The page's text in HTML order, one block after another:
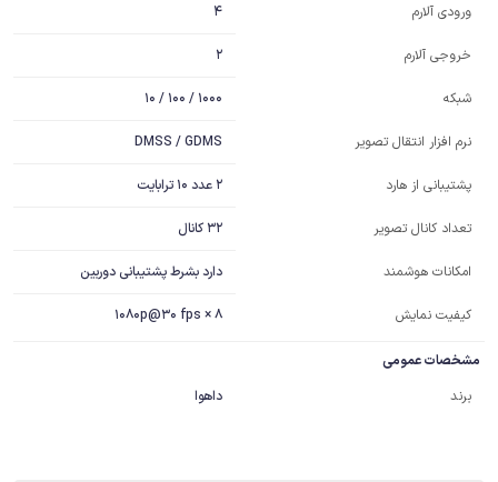
ورودی آلارم 4
خروجی آلارم 2
شبکه 1000 / 100 / 10
نرم افزار انتقال تصویر DMSS / GDMS
پشتیبانی از هارد 2 عدد 10 ترابایت
تعداد کانال تصویر 32 کانال
امکانات هوشمند دارد بشرط پشتیبانی دوربین
کیفیت نمایش 8 × 1080p@30 fps
مشخصات عمومی
برند
داهوا